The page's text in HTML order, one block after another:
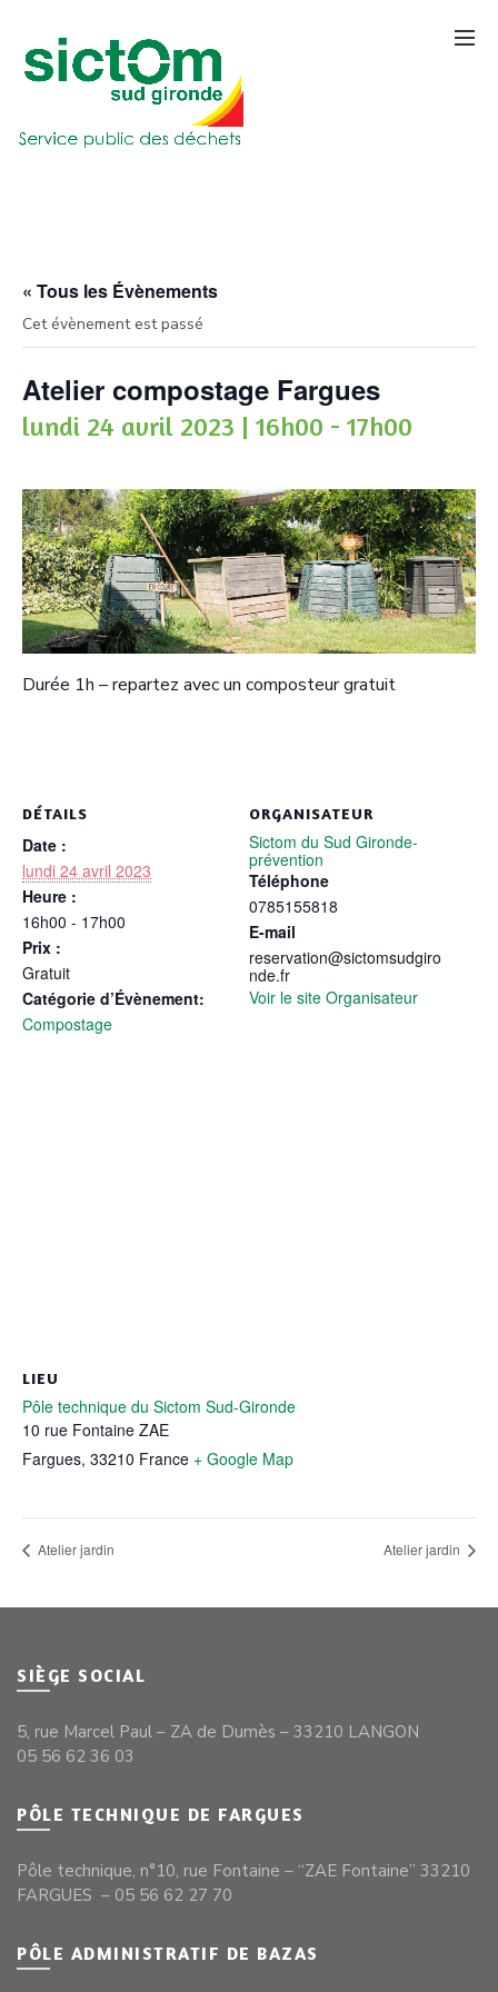
« Tous les Évènements
Cet évènement est passé
Atelier compostage Fargues
lundi 24 avril 2023 | 16h00 - 17h00
Durée 1h – repartez avec un composteur gratuit
DÉTAILS
Date :
lundi 24 avril 2023
Heure :
16h00 - 17h00
Prix :
Gratuit
Catégorie d’Évènement:
Compostage
ORGANISATEUR
Sictom du Sud Gironde-
prévention
Téléphone
0785155818
E-mail
reservation@sictomsudgiro
nde.fr
Voir le site Organisateur
LIEU
Pôle technique du Sictom Sud-Gironde
10 rue Fontaine ZAE
Fargues, 33210 France + Google Map
Atelier jardin Atelier jardin
SIÈGE SOCIAL
5, rue Marcel Paul – ZA de Dumès – 33210 LANGON
05 56 62 36 03
PÔLE TECHNIQUE DE FARGUES
Pôle technique, n°10, rue Fontaine – “ZAE Fontaine” 33210
FARGUES – 05 56 62 27 70
PÔLE ADMINISTRATIF DE BAZAS